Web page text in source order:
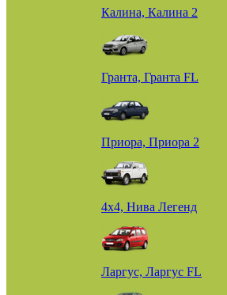
Калина, Калина 2
Гранта, Гранта FL
Приора, Приора 2
4х4, Нива Легенд
Ларгус, Ларгус FL